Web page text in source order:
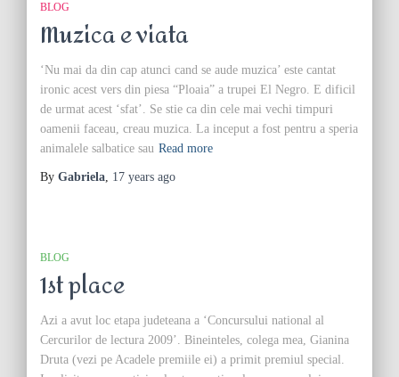
BLOG
Muzica e viata
‘Nu mai da din cap atunci cand se aude muzica’ este cantat
ironic acest vers din piesa “Ploaia” a trupei El Negro. E dificil
de urmat acest ‘sfat’. Se stie ca din cele mai vechi timpuri
oamenii faceau, creau muzica. La inceput a fost pentru a speria
animalele salbatice sau Read more
By Gabriela, 17 years ago
BLOG
1st place
Azi a avut loc etapa judeteana a ‘Concursului national al
Cercurilor de lectura 2009’. Bineinteles, colega mea, Gianina
Druta (vezi pe Acadele premiile ei) a primit premiul special.